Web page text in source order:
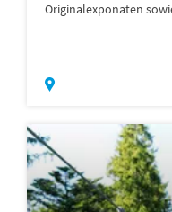
Originalexponaten